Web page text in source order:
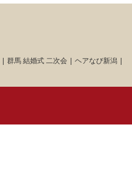
群馬 結婚式 二次会
ヘアなび新潟